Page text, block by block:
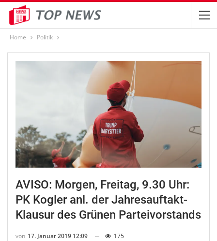
Home Politik
AVISO: Morgen, Freitag, 9.30 Uhr:
PK Kogler anl. der Jahresauftakt-
Klausur des Grünen Parteivorstands
von 17. Januar 2019 12:09 175